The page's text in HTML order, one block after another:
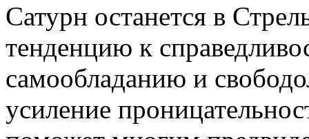
Сатурн останется в
тенденцию к
самообладанию и
усиление